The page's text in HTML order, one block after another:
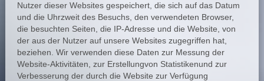
Nutzer dieser Websites gespeichert, die sich auf das Datum
und die Uhrzweit des Besuchs, den verwendeten Browser,
die besuchten Seiten, die IP-Adresse und die Website, von
der aus der Nutzer auf unsere Websites zugegriffen hat,
beziehen. Wir verwenden diese Daten zur Messung der
Website-Aktivitäten, zur Erstellungvon Statistikenund zur
Verbesserung der durch die Website zur Verfügung